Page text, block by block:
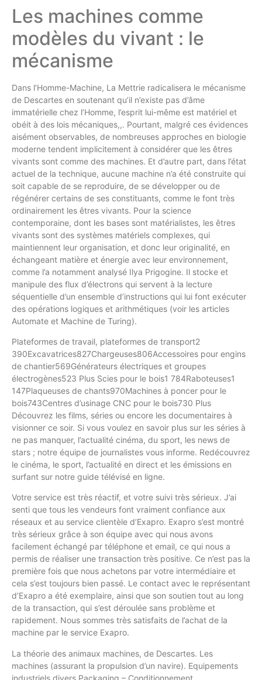
Les machines comme
modèles du vivant : le
mécanisme
Dans l’Homme-Machine, La Mettrie radicalisera le mécanisme
de Descartes en soutenant qu’il n’existe pas d’âme
immatérielle chez l’Homme, l’esprit lui-même est matériel et
obéit à des lois mécaniques,,. Pourtant, malgré ces évidences
aisément observables, de nombreuses approches en biologie
moderne tendent implicitement à considérer que les êtres
vivants sont comme des machines. Et d’autre part, dans l’état
actuel de la technique, aucune machine n’a été construite qui
soit capable de se reproduire, de se développer ou de
régénérer certains de ses constituants, comme le font très
ordinairement les êtres vivants. Pour la science
contemporaine, dont les bases sont matérialistes, les êtres
vivants sont des systèmes matériels complexes, qui
maintiennent leur organisation, et donc leur originalité, en
échangeant matière et énergie avec leur environnement,
comme l’a notamment analysé Ilya Prigogine. Il stocke et
manipule des flux d’électrons qui servent à la lecture
séquentielle d’un ensemble d’instructions qui lui font exécuter
des opérations logiques et arithmétiques (voir les articles
Automate et Machine de Turing).
Plateformes de travail, plateformes de transport2
390Excavatrices827Chargeuses806Accessoires pour engins
de chantier569Générateurs électriques et groupes
électrogènes523 Plus Scies pour le bois1 784Raboteuses1
147Plaqueuses de chants970Machines à poncer pour le
bois743Centres d’usinage CNC pour le bois730 Plus
Découvrez les films, séries ou encore les documentaires à
visionner ce soir. Si vous voulez en savoir plus sur les séries à
ne pas manquer, l’actualité cinéma, du sport, les news de
stars ; notre équipe de journalistes vous informe. Redécouvrez
le cinéma, le sport, l’actualité en direct et les émissions en
surfant sur notre guide télévisé en ligne.
Votre service est très réactif, et votre suivi très sérieux. J’ai
senti que tous les vendeurs font vraiment confiance aux
réseaux et au service clientèle d’Exapro. Exapro s’est montré
très sérieux grâce à son équipe avec qui nous avons
facilement échangé par téléphone et email, ce qui nous a
permis de réaliser une transaction très positive. Ce n’est pas la
première fois que nous achetons par votre intermédiaire et
cela s’est toujours bien passé. Le contact avec le représentant
d’Exapro a été exemplaire, ainsi que son soutien tout au long
de la transaction, qui s’est déroulée sans problème et
rapidement. Nous sommes très satisfaits de l’achat de la
machine par le service Exapro.
La théorie des animaux machines, de Descartes. Les
machines (assurant la propulsion d’un navire). Equipements
industriels divers Packaging – Conditionnement